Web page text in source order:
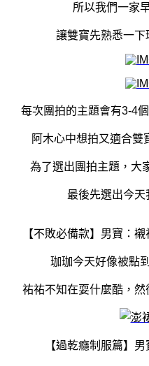
所以我們一家
讓雙寶先熟悉一下
每次團拍的主題會有3-4
阿木心中想拍又適合雙
為了選出團拍主題，大
最後先選出今
【不敗必備款】男寶：
珈珈今天好像被點
祐祐不知在耍什麼酷，
【過乾癮制服篇】